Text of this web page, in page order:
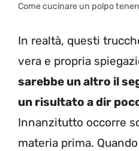
Come cucinare un polpo
In realtà, questi
vera e propria
sarebbe un altro il
un risultato a dir
Innanzitutto occorre
materia prima.